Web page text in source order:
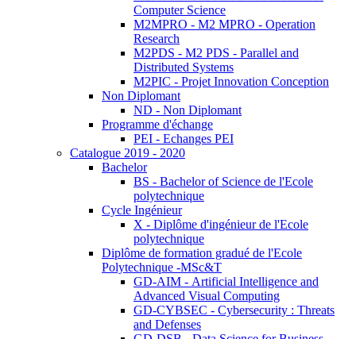
Computer Science
M2MPRO - M2 MPRO - Operation
Research
M2PDS - M2 PDS - Parallel and
Distributed Systems
M2PIC - Projet Innovation Conception
Non Diplomant
ND - Non Diplomant
Programme d'échange
PEI - Echanges PEI
Catalogue 2019 - 2020
Bachelor
BS - Bachelor of Science de l'Ecole
polytechnique
Cycle Ingénieur
X - Diplôme d'ingénieur de l'Ecole
polytechnique
Diplôme de formation gradué de l'Ecole
Polytechnique -MSc&T
GD-AIM - Artificial Intelligence and
Advanced Visual Computing
GD-CYBSEC - Cybersecurity : Threats
and Defenses